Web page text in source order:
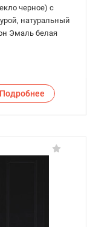
черное) с
натуральный
Эмаль белая
Подробнее